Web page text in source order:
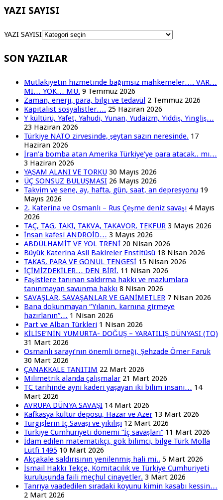
YAZI SAYISI
YAZI SAYISI
SON YAZILAR
Mutlakiyetin hizmetinde bağımsız mahkemeler…. VAR…
MI… YOK… MU. 9 Temmuz 2026
Zaman, enerji, para, bilgi ve tedavül 2 Temmuz 2026
Kapitalist sosyalistler…. 25 Haziran 2026
Y kültürü, Yafet, Yahudi, Yunan, Yudaizm, Yiddiş, Yingliş…
23 Haziran 2026
Türkiye NATO zirvesinde, şeytan sazın neresinde. 17
Haziran 2026
İran’a bomba atan Amerika Türkiye’ye para atacak.. mı…
3 Haziran 2026
YAŞAM ALANI VE TORKU 30 Mayıs 2026
ÜÇ SONSUZ BULUŞMASI 26 Mayıs 2026
Takvim ve sene, ay, hafta, gün, saat, an depresyonu 19
Mayıs 2026
2. Katerina ve Osmanlı – Rus Çeşme deniz savaşı 4 Mayıs
2026
TAÇ, TAG, TAKI, TAKVA, TAKAVOR, TEKFUR 3 Mayıs 2026
İnsan kafesi ANDROİD… 3 Mayıs 2026
ABDÜLHAMİT VE YOL TRENİ 20 Nisan 2026
Büyük Katerina Asil Bakireler Enstitüsü 18 Nisan 2026
TAKAS, PARA VE GÖNÜL TENGESİ 15 Nisan 2026
İÇİMİZDEKİLER… DEN BİRİ. 11 Nisan 2026
Faşistlere tanınan saldırma hakkı ve mazlumlara
tanınmayan savunma hakkı 8 Nisan 2026
SAVAŞLAR, SAVAŞANLAR VE GANİMETLER 7 Nisan 2026
Bana dokunmayan “Yılanın, karnına girmeye
hazırlanın”… 1 Nisan 2026
Part ve Alban Türkleri 1 Nisan 2026
KİLİSE’NİN YUMURTA- DOĞUŞ – YARATILIŞ DÜNYASI (TO)
31 Mart 2026
Osmanlı sarayı’nın önemli örneği, Şehzade Ömer Faruk
30 Mart 2026
ÇANAKKALE TANITIM 22 Mart 2026
Milimetrik alanda çalışmalar 21 Mart 2026
TC tarihinde ayni kaderi yaşayan iki bilim insanı… 14
Mart 2026
AVRUPA DÜNYA SAVAŞI 14 Mart 2026
Kafkasya kültür deposu, Hazar ve Azer 13 Mart 2026
Türgişlerin İç Savaşı ve yıkılışı 12 Mart 2026
Türkiye Cumhuriyeti dönemi “İç savaşları” 11 Mart 2026
İdam edilen matematikçi, gök bilimci, bilge Türk Molla
Lütfi 1495 10 Mart 2026
Akçakale saldırısının yenilenmiş hali mi.. 5 Mart 2026
İsmail Hakkı Tekçe, Komitacılık ve Türkiye Cumhuriyeti
kuruluşunda faili meçhul cinayetler. 3 Mart 2026
Tanrıya vaadedilen sıradaki koyunu kimin kasabı kessin…
2 Mart 2026